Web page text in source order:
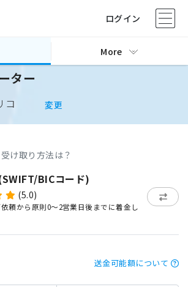
ログイン
More
ター
コ 変更
け取り方法は？
BICコード)
(5.0)
頼から原則0〜2営業日後までに着金し
送金可能額について